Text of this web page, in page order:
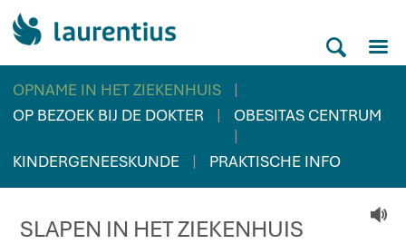
S M
OPNAME IN HET ZIEKENHUIS
|
OP BEZOEK BIJ DE DOKTER
|
OBESITAS CENTRUM
|
KINDERGENEESKUNDE
| PRAKTISCHE INFO
V
SLAPEN IN HET ZIEKENHUIS